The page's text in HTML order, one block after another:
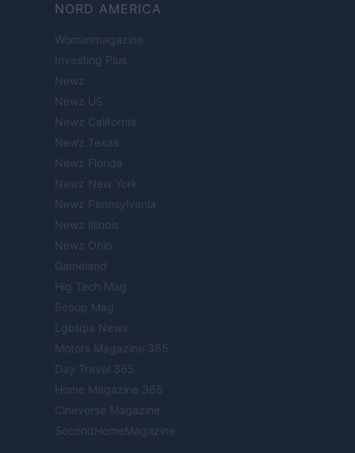
NORD AMERICA
Womanmagazine
Investing Plus
Newz
Newz US
Newz California
Newz Texas
Newz Florida
Newz New York
Newz Pennsylvania
Newz Illinois
Newz Ohio
Gameland
Hig Tech Mag
Scoop Mag
Lgbtqia News
Motors Magazine 365
Day Travel 365
Home Magazine 365
Cineverse Magazine
SecondHomeMagazine